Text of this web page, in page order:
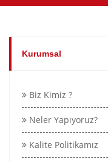
Kurumsal
Biz Kimiz ?
Neler Yapıyoruz?
Kalite Politikamız